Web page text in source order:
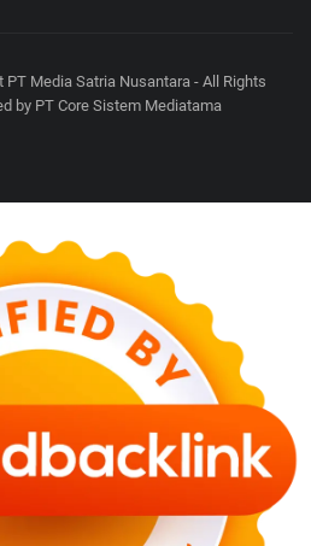
PT Media Satria Nusantara - All Rights
by PT Core Sistem Mediatama